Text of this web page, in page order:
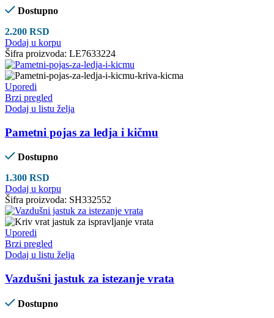
Dostupno
2.200 RSD
Dodaj u korpu
Šifra proizvoda: LE7633224
Uporedi
Brzi pregled
Dodaj u listu želja
Pametni pojas za ledja i kičmu
Dostupno
1.300 RSD
Dodaj u korpu
Šifra proizvoda: SH332552
Uporedi
Brzi pregled
Dodaj u listu želja
Vazdušni jastuk za istezanje vrata
Dostupno